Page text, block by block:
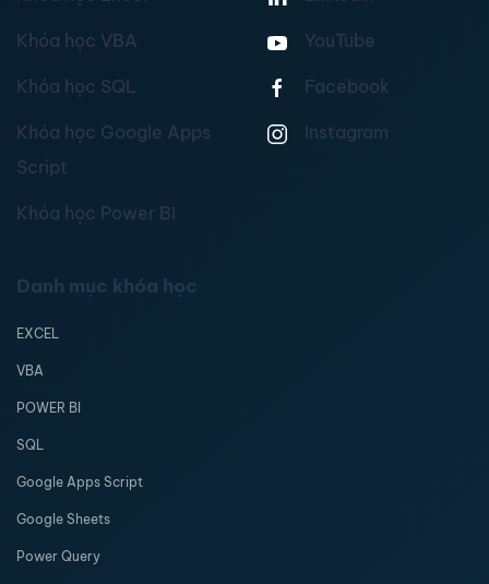
Khóa học VBA
Khóa học SQL
Khóa học Google Apps
Script
Khóa học Power BI
YouTube
Facebook
Instagram
Danh mục khóa học
EXCEL
VBA
POWER BI
SQL
Google Apps Script
Google Sheets
Power Query